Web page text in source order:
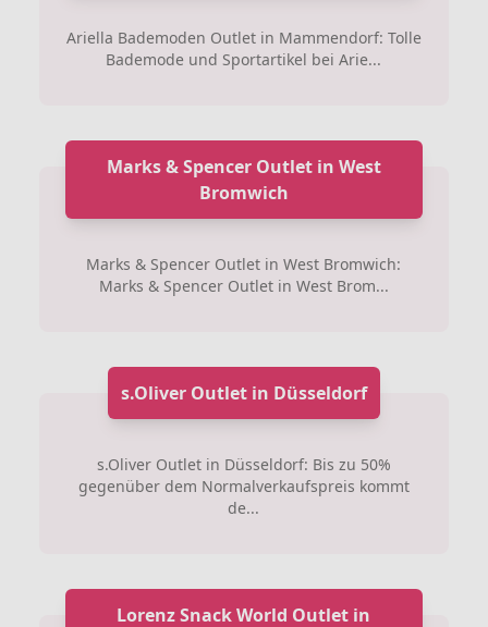
Ariella Bademoden Outlet in Mammendorf: Tolle
Bademode und Sportartikel bei Arie...
Marks & Spencer Outlet in West
Bromwich
Marks & Spencer Outlet in West Bromwich:
Marks & Spencer Outlet in West Brom...
s.Oliver Outlet in Düsseldorf
s.Oliver Outlet in Düsseldorf: Bis zu 50%
gegenüber dem Normalverkaufspreis kommt
de...
Lorenz Snack World Outlet in